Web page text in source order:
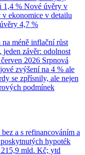
1,4 % Nové úvěry v
ekonomice v detailu
4,7 %
méně inflační růst
jeden závěr: odolnost
2026 Srpnová
zvýšení na 4 % ale
se zpřísnily, ale nejen
podmínek
a s refinancováním a
hypoték
215,9 mld. Kč; ytd